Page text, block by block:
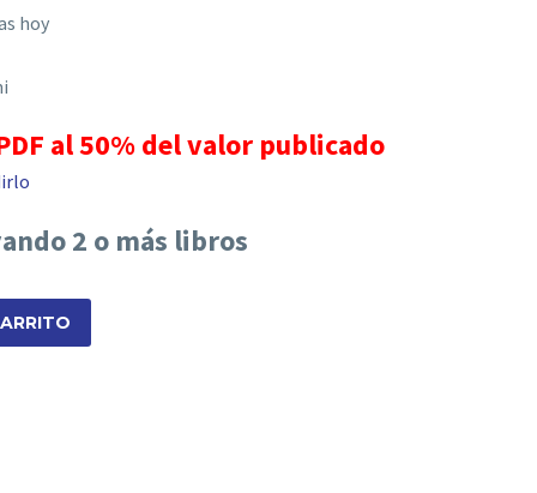
hoy
al 50% del valor publicado
2 o más libros